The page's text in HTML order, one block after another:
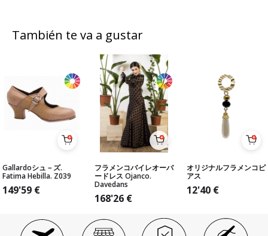
También te va a gustar
Gallardoシュ－ズ.
Fatima Hebilla. Z039
149'59 €
フラメンコバイレオーバ
ードレス Ojanco.
Davedans
168'26 €
オリジナルフラメンコピ
アス
12'40 €